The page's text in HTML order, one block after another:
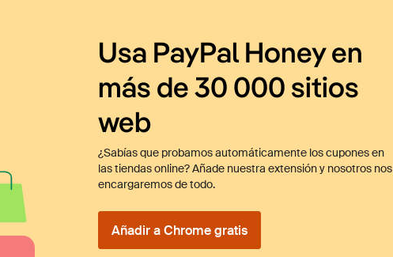
Usa PayPal Honey en
más de 30 000 sitios
web
¿Sabías que probamos automáticamente los cupones en
las tiendas online? Añade nuestra extensión y nosotros nos
encargaremos de todo.
Añadir a Chrome gratis